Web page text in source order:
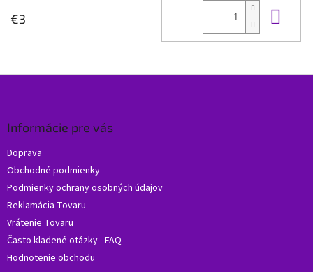
€3
Informácie pre vás
Doprava
Obchodné podmienky
Podmienky ochrany osobných údajov
Reklamácia Tovaru
Vrátenie Tovaru
Často kladené otázky - FAQ
Hodnotenie obchodu